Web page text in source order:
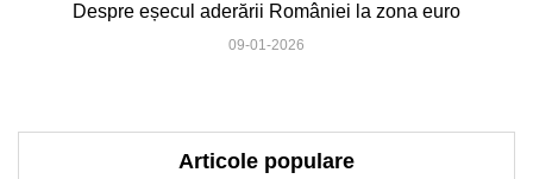
Despre eșecul aderării României la zona euro
09-01-2026
Articole populare